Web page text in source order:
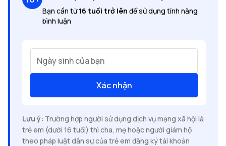
Bạn cần từ16 tuổi trở lên để sử dụng tính năng
bình luận
Ngày sinh của bạn
Xác nhận
Lưu ý: Trường hợp người sử dụng dịch vụ mạng xã hội là
trẻ em (dưới 16 tuổi) thì cha, mẹ hoặc người giám hộ
theo pháp luật dân sự của trẻ em đăng ký tài khoản